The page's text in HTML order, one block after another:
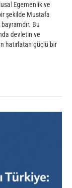
Egemenlik ve
şekilde Mustafa
Bu
devletin ve
hatırlatan güçlü bir